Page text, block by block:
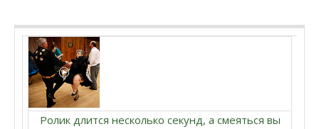
Ролик длится несколько секунд, а смеяться вы